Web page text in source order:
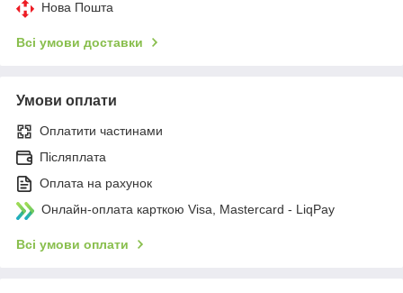
Нова Пошта
Всі умови доставки
Умови оплати
Оплатити частинами
Післяплата
Оплата на рахунок
Онлайн-оплата карткою Visa, Mastercard - LiqPay
Всі умови оплати